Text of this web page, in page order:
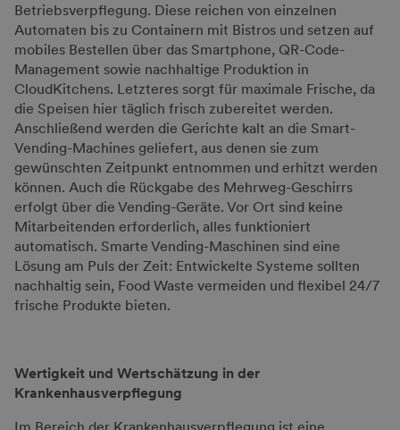
Betriebsverpflegung. Diese reichen von einzelnen
Automaten bis zu Containern mit Bistros und setzen auf
mobiles Bestellen über das Smartphone, QR-Code-
Management sowie nachhaltige Produktion in
CloudKitchens. Letzteres sorgt für maximale Frische, da
die Speisen hier täglich frisch zubereitet werden.
Anschließend werden die Gerichte kalt an die Smart-
Vending-Machines geliefert, aus denen sie zum
gewünschten Zeitpunkt entnommen und erhitzt werden
können. Auch die Rückgabe des Mehrweg-Geschirrs
erfolgt über die Vending-Geräte. Vor Ort sind keine
Mitarbeitenden erforderlich, alles funktioniert
automatisch. Smarte Vending-Maschinen sind eine
Lösung am Puls der Zeit: Entwickelte Systeme sollten
nachhaltig sein, Food Waste vermeiden und flexibel 24/7
frische Produkte bieten.
Wertigkeit und Wertschätzung in der
Krankenhausverpflegung
Im Bereich der Krankenhausverpflegung ist eine